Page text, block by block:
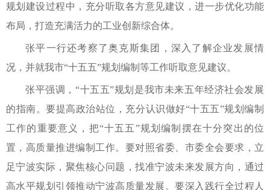
规划建设过程中，充分听取各方意见建议，进一步优化功能
布局，打造充满活力的工业创新综合体。
张平一行还考察了奥克斯集团，深入了解企业发展情
况，并就我市“十五五”规划编制等工作听取意见建议。
张平强调，“十五五”规划是我市未来五年经济社会发展
的指南。要提高政治站位，充分认识做好“十五五”规划编制
工作的重要意义，把“十五五”规划编制摆在十分突出的位
置，高质量推进编制工作。要对照省委、市委全会要求，立
足宁波实际，聚焦核心问题，找准宁波未来发展方向，通过
高水平规划引领推动宁波高质量发展。要深入践行全过程人